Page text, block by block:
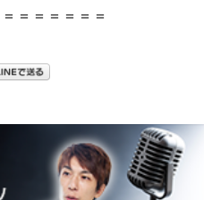
＝＝＝＝＝＝